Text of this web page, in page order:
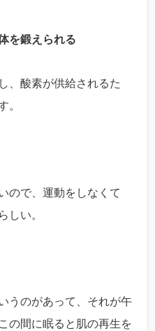
を鍛えられる
、酸素が供給されるた
。
ので、運動をしなくて
しい。
うのがあって、それが午
の間に眠ると肌の再生を